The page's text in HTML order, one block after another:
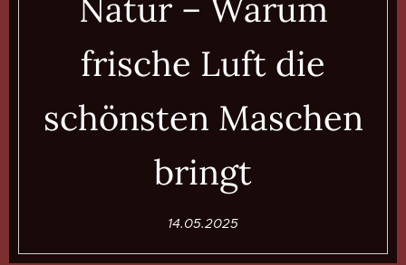
Natur – Warum
frische Luft die
schönsten Maschen
bringt
14.05.2025